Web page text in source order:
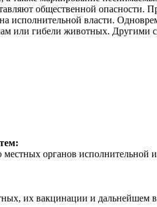
общественной опасности.
исполнительной власти.
или гибели животных. Другими
органов исполнительной
их вакцинации и дальнейшем